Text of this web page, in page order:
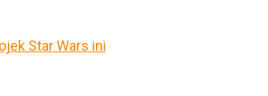
Star Wars ini